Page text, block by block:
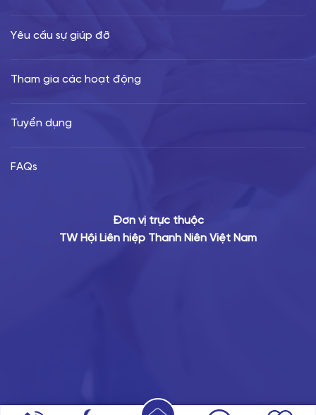
Yêu cầu sự giúp đỡ
Tham gia các hoạt động
Tuyển dụng
FAQs
Đơn vị trực thuộc
TW Hội Liên hiệp Thanh Niên Việt Nam